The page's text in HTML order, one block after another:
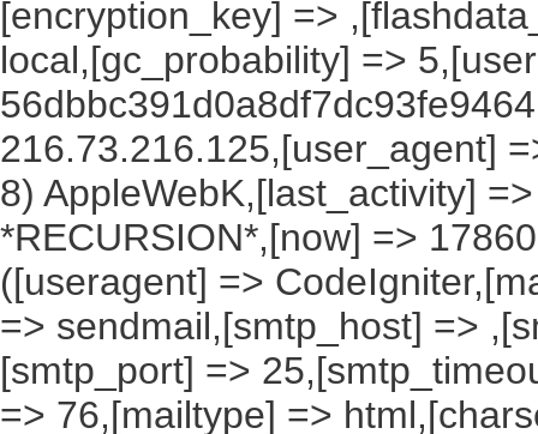
[encryption_key] =>
local,[gc_probability] =>
216.73.216.125,[user_agent]
8) AppleWebK,[last_activity]
*RECURSION*,[now] =>
([useragent] =>
=> sendmail,[smtp_host] =>
[smtp_port] =>
=> 76,[mailtype] =>